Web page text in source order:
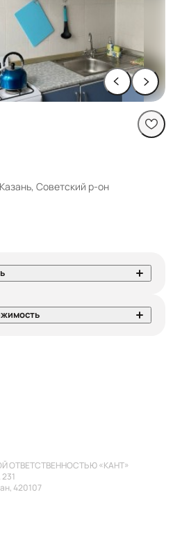
Советский р-он
ОТВЕТСТВЕННОСТЬЮ «КАНТ»
420107